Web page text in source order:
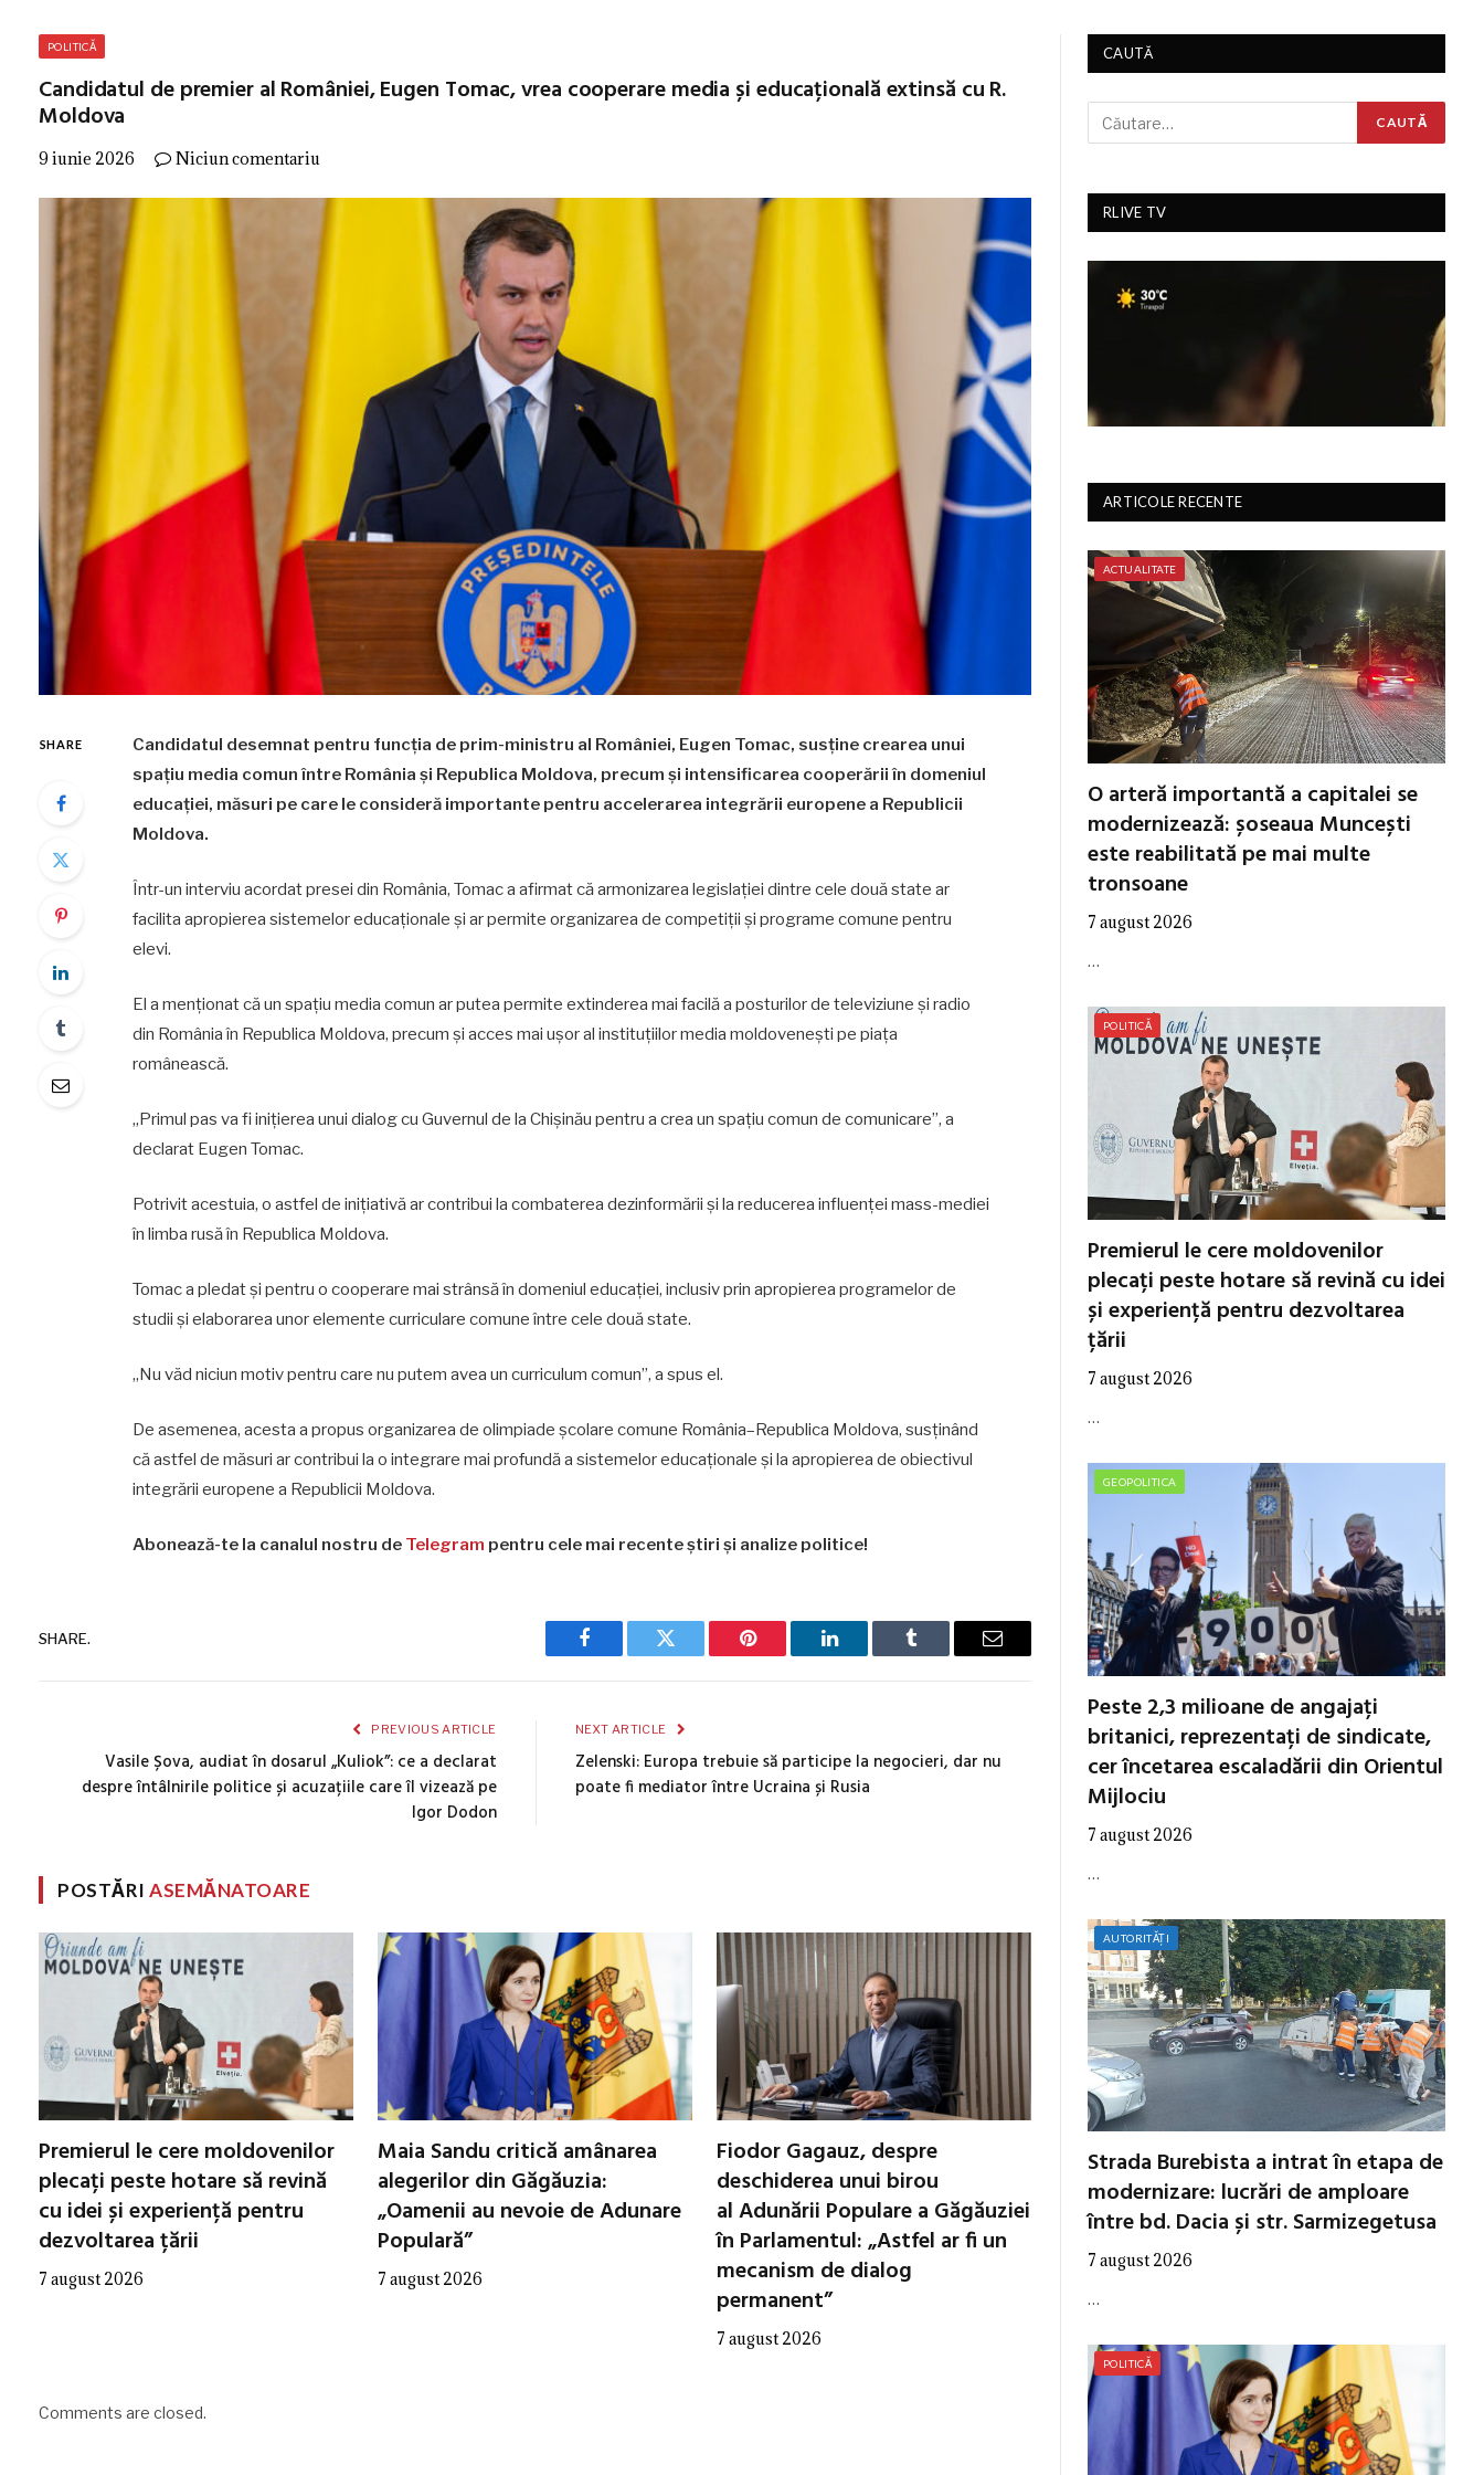
POLITICĂ
Candidatul de premier al României, Eugen Tomac, vrea cooperare media și educațională extinsă cu R.
Moldova
9 iunie 2026 Niciun comentariu
SHARE
Candidatul desemnat pentru funcția de prim-ministru al României, Eugen Tomac, susține crearea unui
spațiu media comun între România și Republica Moldova, precum și intensificarea cooperării în domeniul
educației, măsuri pe care le consideră importante pentru accelerarea integrării europene a Republicii
Moldova.
Într-un interviu acordat presei din România, Tomac a afirmat că armonizarea legislației dintre cele două state ar
facilita apropierea sistemelor educaționale și ar permite organizarea de competiții și programe comune pentru
elevi.
El a menționat că un spațiu media comun ar putea permite extinderea mai facilă a posturilor de televiziune și radio
din România în Republica Moldova, precum și acces mai ușor al instituțiilor media moldovenești pe piața
românească.
„Primul pas va fi inițierea unui dialog cu Guvernul de la Chișinău pentru a crea un spațiu comun de comunicare”, a
declarat Eugen Tomac.
Potrivit acestuia, o astfel de inițiativă ar contribui la combaterea dezinformării și la reducerea influenței mass-mediei
în limba rusă în Republica Moldova.
Tomac a pledat și pentru o cooperare mai strânsă în domeniul educației, inclusiv prin apropierea programelor de
studii și elaborarea unor elemente curriculare comune între cele două state.
„Nu văd niciun motiv pentru care nu putem avea un curriculum comun”, a spus el.
De asemenea, acesta a propus organizarea de olimpiade școlare comune România–Republica Moldova, susținând
că astfel de măsuri ar contribui la o integrare mai profundă a sistemelor educaționale și la apropierea de obiectivul
integrării europene a Republicii Moldova.
Abonează-te la canalul nostru de Telegram pentru cele mai recente știri și analize politice!
SHARE.
Facebook Twitter Pinterest LinkedIn Tumblr Email
PREVIOUS ARTICLE
Vasile Șova, audiat în dosarul „Kuliok”: ce a declarat
despre întâlnirile politice și acuzațiile care îl vizează pe
Igor Dodon
NEXT ARTICLE
Zelenski: Europa trebuie să participe la negocieri, dar nu
poate fi mediator între Ucraina și Rusia
POSTĂRIASEMĂNATOARE
Premierul le cere moldovenilor
plecați peste hotare să revină
cu idei și experiență pentru
dezvoltarea țării
7 august 2026
Maia Sandu critică amânarea
alegerilor din Găgăuzia:
„Oamenii au nevoie de Adunare
Populară”
7 august 2026
Fiodor Gagauz, despre
deschiderea unui birou
al Adunării Populare a Găgăuziei
în Parlamentul: „Astfel ar fi un
mecanism de dialog
permanent”
7 august 2026
Comments are closed.
CAUTĂ
RLIVE TV
ARTICOLE RECENTE
ACTUALITATE
O arteră importantă a capitalei se
modernizează: șoseaua Muncești
este reabilitată pe mai multe
tronsoane
7 august 2026
…
POLITICĂ
Premierul le cere moldovenilor
plecați peste hotare să revină cu idei
și experiență pentru dezvoltarea
țării
7 august 2026
…
GEOPOLITICA
Peste 2,3 milioane de angajați
britanici, reprezentați de sindicate,
cer încetarea escaladării din Orientul
Mijlociu
7 august 2026
…
AUTORITĂȚI
Strada Burebista a intrat în etapa de
modernizare: lucrări de amploare
între bd. Dacia și str. Sarmizegetusa
7 august 2026
…
POLITICĂ